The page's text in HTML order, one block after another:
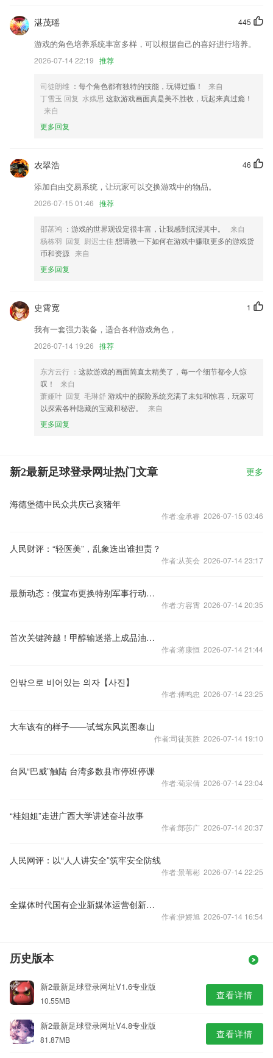
新2最新足球登录网址更新了什么?
发工作圈定位增加自定义位置
精准项目详情联系人手机号码添加中转号功能
暑假快乐
充电记录优化，可以查看充电记录明细，并发送红包；
撩书友聊八卦享网站优惠，统统不能错过~
以上就是新2最新足球登录网址的介绍，如果您喜欢这款软件，您可以到
应用商店进行打分评论，说出您的使用经历，以帮助我们更好的对产品进
行优化修改。
445
湛茂瑶
游戏的角色培养系统丰富多样，可以根据自己的喜好进行培养。
2026-07-14 22:19 推荐
司徒朗维 ：每个角色都有独特的技能，玩得过瘾！
来自
丁雪玉 回复 水娥思 这款游戏画面真是美不胜收，玩起来真过瘾！
来自
更多回复
46
农翠浩
添加自由交易系统，让玩家可以交换游戏中的物品。
2026-07-15 01:46 推荐
邵菡鸿 ：游戏的世界观设定很丰富，让我感到沉浸其中。
来自
杨栋羽 回复 尉迟士佳 想请教一下如何在游戏中赚取更多的游戏货
币和资源 来自
更多回复
1
史霄宽
我有一套强力装备，适合各种游戏角色，
2026-07-14 19:26 推荐
东方云行 ：这款游戏的画面简直太精美了，每一个细节都令人惊
叹！
来自
萧娅叶 回复 毛琳舒 游戏中的探险系统充满了未知和惊喜，玩家可
以探索各种隐藏的宝藏和秘密。
来自
更多回复
新2最新足球登录网址热门文章 更多
海德堡德中民众共庆己亥猪年
作者:金承睿 2026-07-15 03:46
人民财评：“轻医美”，乱象迭出谁担责？
作者:从英会 2026-07-14 23:17
最新动态：俄宣布更换特别军事行动总指挥 乌方在基辅实施联合反情报行动
作者:方容霄 2026-07-14 20:35
首次关键跨越！甲醇输送搭上成品油管道“顺风车”
作者:蒋康恒 2026-07-14 21:44
안밖으로 비어있는 의자【사진】
作者:傅鸣忠 2026-07-14 23:25
大车该有的样子——试驾东风岚图泰山
作者:司徒英胜 2026-07-14 19:10
台风“巴威”触陆 台湾多数县市停班停课
作者:荀宗倩 2026-07-14 23:04
“桂姐姐”走进广西大学讲述奋斗故事
作者:郎莎广 2026-07-14 20:37
人民网评：以“人人讲安全”筑牢安全防线
作者:景苇彬 2026-07-14 22:25
全媒体时代国有企业新媒体运营创新的路径选择
作者:伊娇旭 2026-07-14 16:54
历史版本
新2最新足球登录网址V1.6专业版
10.55MB 查看详情
新2最新足球登录网址V4.8专业版
81.87MB 查看详情